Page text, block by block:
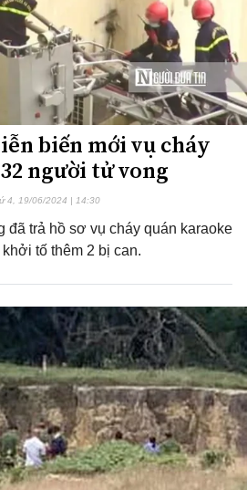
biến mới vụ cháy
người tử vong
4, 19/06/2024 | 14:30
đã trả hồ sơ vụ cháy quán karaoke
tố thêm 2 bị can.